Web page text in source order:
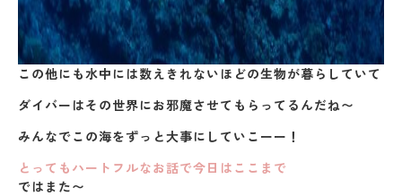
この他にも水中には数えきれないほどの生物が暮らしていて
ダイバーはその世界にお邪魔させてもらってるんだね〜
みんなでこの海をずっと大事にしていこーー！
とってもハートフルなお話で今日はここまで
ではまた〜